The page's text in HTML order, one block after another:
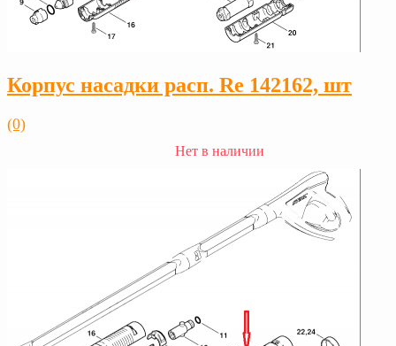
Корпус насадки расп. Rе 142162, шт
(0)
Нет в наличии